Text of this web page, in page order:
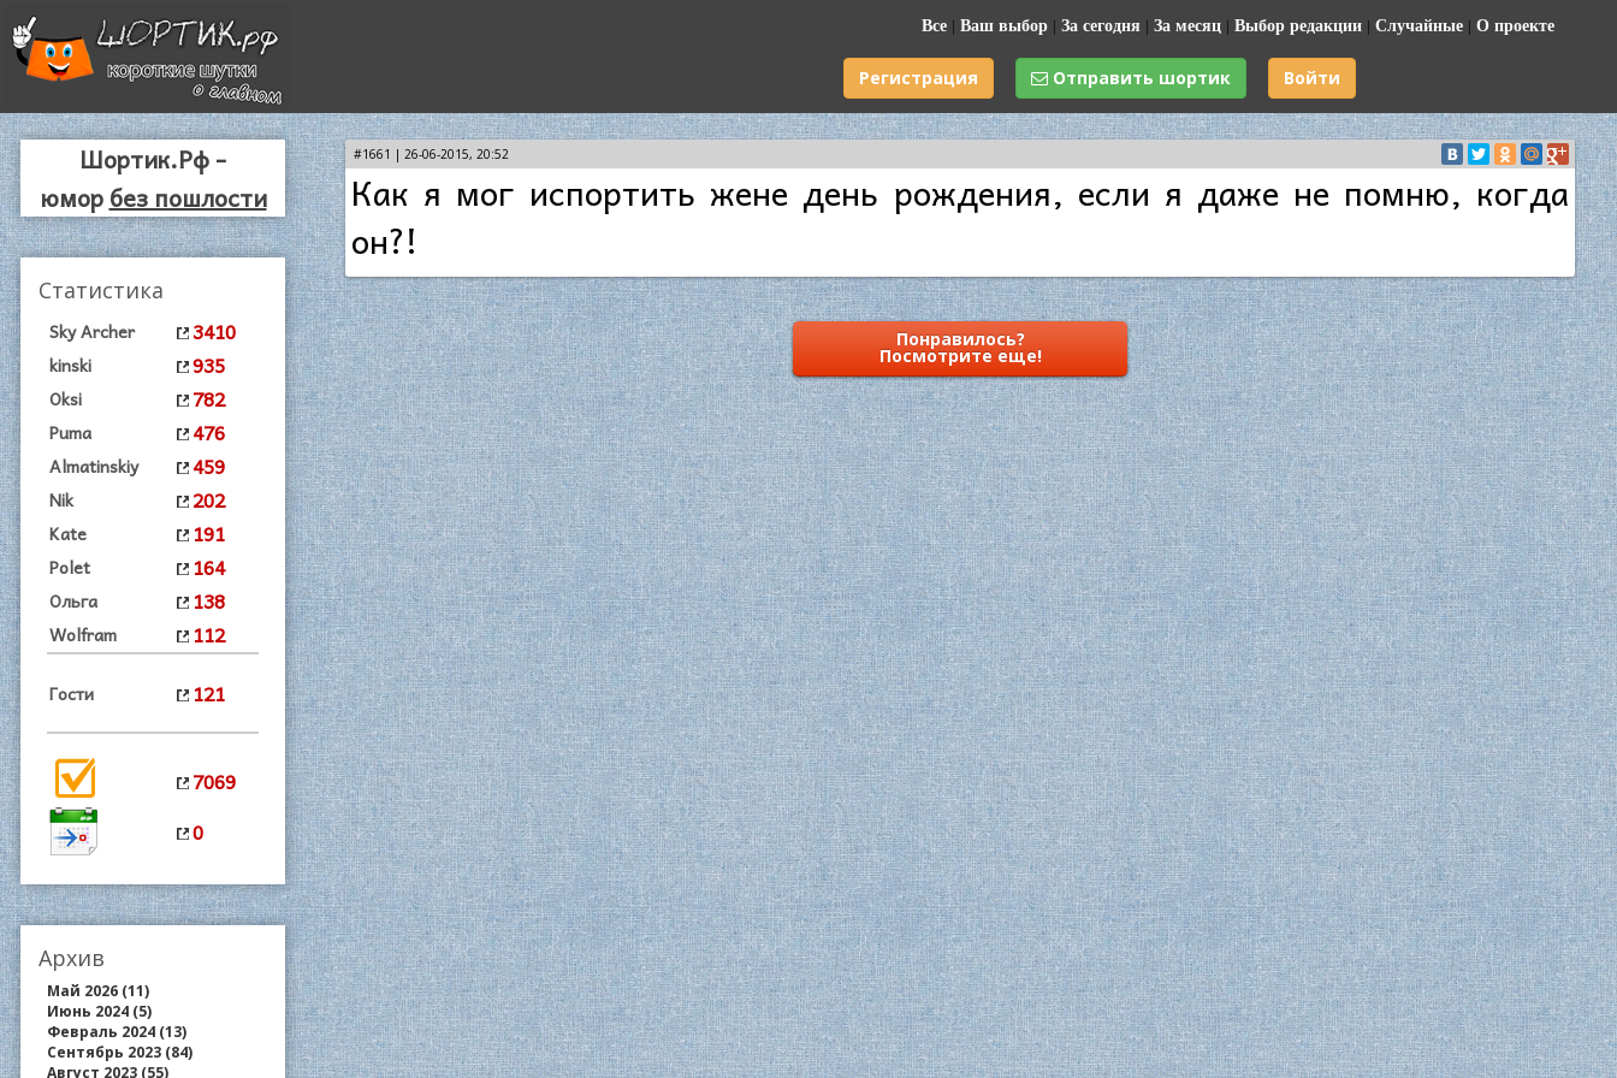
Все | Ваш выбор | За сегодня | За месяц | Выбор редакции | Случайные | О проекте
Регистрация Отправить шортик Войти
Шортик.Рф -
юморбез пошлости
Статистика
Sky Archer 3410
kinski 935
Oksi 782
Puma 476
Almatinskiy 459
Nik 202
Kate 191
Polet 164
Ольга 138
Wolfram 112
Гости 121
7069
0
Архив
Май 2026 (11)
Июнь 2024 (5)
Февраль 2024 (13)
Сентябрь 2023 (84)
Август 2023 (55)
#1661 | 26-06-2015, 20:52
Как я мог испортить жене день рождения, если я даже не помню, когда
он?!
Понравилось?
Посмотрите еще!